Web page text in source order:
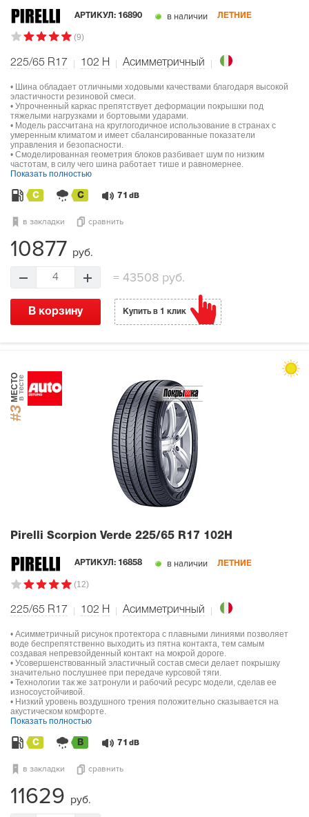
АРТИКУЛ: 16890 в наличии ЛЕТНИЕ
(9)
225/65 R17 102 H Асимметричный
• Шина обладает отличными ходовыми качествами благодаря высокой
эластичности резиновой смеси.
• Упрочненный каркас препятствует деформации покрышки под
тяжелыми нагрузками и бортовыми ударами.
• Модель рассчитана на круглогодичное использование в странах с
умеренным климатом и имеет сбалансированные показатели
управления и безопасности.
• Смоделированная геометрия блоков разбивает шум по низким
частотам, в силу чего шина работает тише и равномернее.
Показать полностью
C C 71 dB
в закладки сравнить
10877 руб.
4 =43508 руб.
В корзину Купить в 1 клик
#3
МЕСТОв тесте
Pirelli Scorpion Verde 225/65 R17 102H
АРТИКУЛ: 16858 в наличии ЛЕТНИЕ
(12)
225/65 R17 102 H Асимметричный
• Асимметричный рисунок протектора с плавными линиями позволяет
воде беспрепятственно выходить из пятна контакта, тем самым
создавая непревзойденный контакт на мокрой дороге.
• Усовершенствованный эластичный состав смеси делает покрышку
значительно послушнее при передаче курсовой тяги.
• Технологии так же затронули и рабочий ресурс модели, сделав ее
износоустойчивой.
• Низкий уровень воздушного трения положительно сказывается на
акустическом комфорте.
Показать полностью
C B 71 dB
в закладки сравнить
11629 руб.